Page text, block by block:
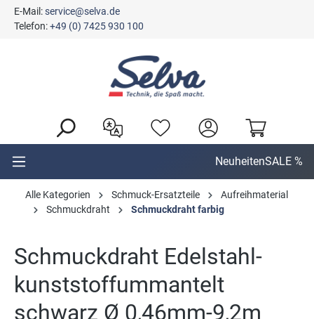
springen
E-Mail:service@selva.de
Telefon:+49 (0) 7425 930 100
NeuheitenSALE %
Alle Kategorien Schmuck-Ersatzteile
Aufreihmaterial
Schmuckdraht
Schmuckdraht farbig
Schmuckdraht Edelstahl-
kunststoffummantelt
schwarz Ø 0,46mm-9,2m